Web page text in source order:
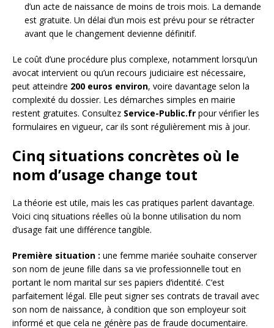
d’un acte de naissance de moins de trois mois. La demande
est gratuite. Un délai d’un mois est prévu pour se rétracter
avant que le changement devienne définitif.
Le coût d’une procédure plus complexe, notamment lorsqu’un
avocat intervient ou qu’un recours judiciaire est nécessaire,
peut atteindre 200 euros environ, voire davantage selon la
complexité du dossier. Les démarches simples en mairie
restent gratuites. Consultez Service-Public.fr pour vérifier les
formulaires en vigueur, car ils sont régulièrement mis à jour.
Cinq situations concrètes où le
nom d’usage change tout
La théorie est utile, mais les cas pratiques parlent davantage.
Voici cinq situations réelles où la bonne utilisation du nom
d’usage fait une différence tangible.
Première situation : une femme mariée souhaite conserver
son nom de jeune fille dans sa vie professionnelle tout en
portant le nom marital sur ses papiers d’identité. C’est
parfaitement légal. Elle peut signer ses contrats de travail avec
son nom de naissance, à condition que son employeur soit
informé et que cela ne génère pas de fraude documentaire.